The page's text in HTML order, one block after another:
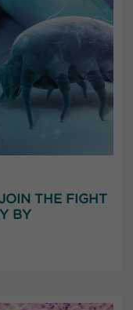
THE FIGHT
BY